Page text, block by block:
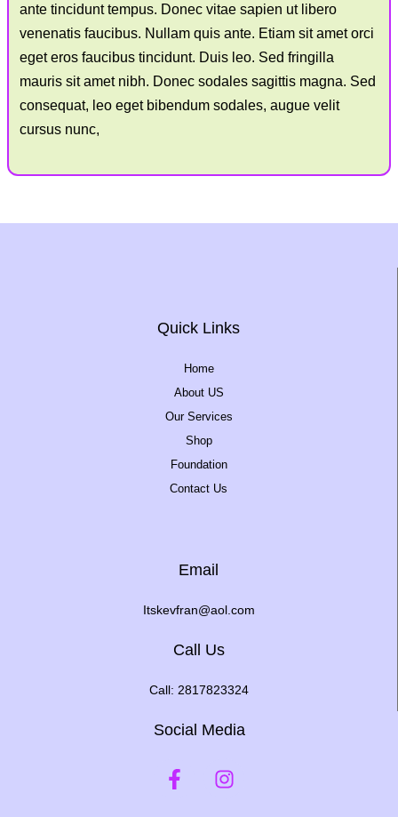
ante tincidunt tempus. Donec vitae sapien ut libero
venenatis faucibus. Nullam quis ante. Etiam sit amet orci
eget eros faucibus tincidunt. Duis leo. Sed fringilla
mauris sit amet nibh. Donec sodales sagittis magna. Sed
consequat, leo eget bibendum sodales, augue velit
cursus nunc,
Quick Links
Home
About US
Our Services
Shop
Foundation
Contact Us
Email
Itskevfran@aol.com
Call Us
Call: 2817823324
Social Media
F
a
I
n